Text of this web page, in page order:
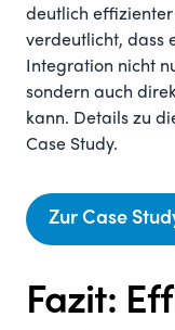
deutlich effizienter
verdeutlicht, dass
Integration nicht
sondern auch
kann. Details zu
Case Study.
Zur Case
Fazit: